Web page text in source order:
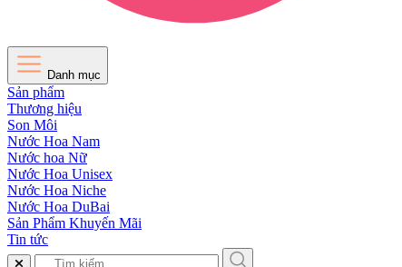
Danh mục
Sản phẩm
Thương hiệu
Son Môi
Nước Hoa Nam
Nước hoa Nữ
Nước Hoa Unisex
Nước Hoa Niche
Nước Hoa DuBai
Sản Phẩm Khuyến Mãi
Tin tức